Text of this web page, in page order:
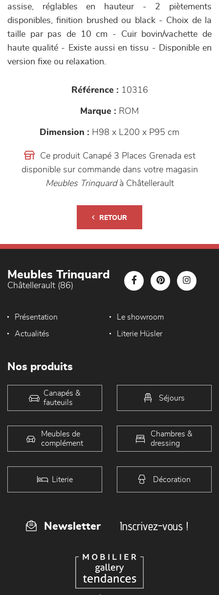
assise, réglables en hauteur - 2 piètements
disponibles, finition brushed ou black - Choix de la
taille par pas de 10 cm - Cuir bovin/vachette de
haute qualité - Existe aussi en tissu - Disponible en
version fixe ou relaxation.
Référence : 10316
Marque : ROM
Dimension : H98 x L200 x P95 cm
Ce produit Canapé 3 Places Grenada est
disponible sur commande dans votre magasin
Meubles Trinquard à Châtellerault
RETOUR
Meubles Trinquard
Châtellerault (86)
Présentation Le showroom
Actualités Literie Hüsler
Nos produits
Canapés &
fauteuils
Séjours
Meubles de
complément
Chambres &
dressing
Literie Décoration
Newsletter Inscrivez-vous !